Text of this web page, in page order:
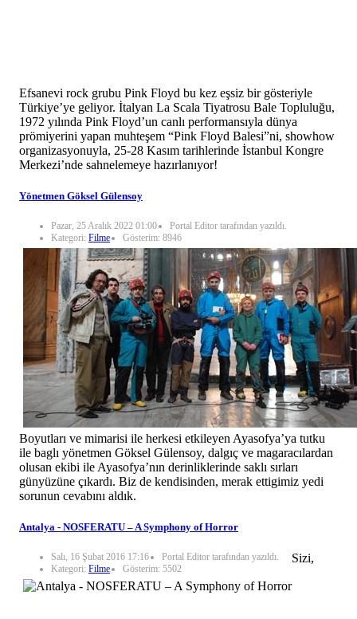
Efsanevi rock grubu Pink Floyd bu kez eşsiz bir gösteriyle
Türkiye’ye geliyor. İtalyan La Scala Tiyatrosu Bale Topluluğu,
1972 yılında Pink Floyd’un canlı performansıyla dünya
prömiyerini yapan muhteşem “Pink Floyd Balesi”ni, showhow
organizasyonuyla, 25-28 Kasım tarihlerinde İstanbul Kongre
Merkezi’nde sahnelemeye hazırlanıyor!
Yönetmen Göksel Gülensoy
Pazar, 25 Aralık 2022 01:00
Portal Editor tarafından yazıldı.
Kategori: Filme Gösterim: 8946
Boyutları ve mimarisi ile herkesi etkileyen Ayasofya’ya tutku
ile baglı yönetmen Göksel Gülensoy, dalgıç ve magaracılardan
olusan ekibi ile Ayasofya’nın derinliklerinde saklı sırları
günyüzüne çıkardı. Biz de kendisinden, merak ettigimiz yedi
sorunun cevabını aldık.
Antalya - NOSFERATU – A Symphony of Horror
Salı, 16 Şubat 2016 17:16
Portal Editor tarafından yazıldı.
Kategori: Filme Gösterim: 5502
Sizi,